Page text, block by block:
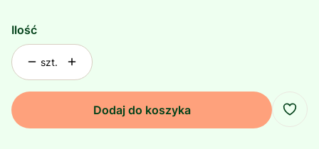
Ilość
szt.
Dodaj do koszyka